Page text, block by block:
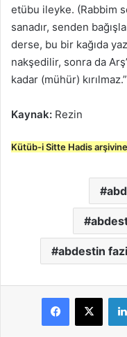
etübu ileyke. (Rabbim
sanadır, senden
derse, bu bir kağıda
nakşedilir, sonra da
kadar (mühür)
Kaynak: Rezin
Kütüb-i Sitte Hadis
abdestin